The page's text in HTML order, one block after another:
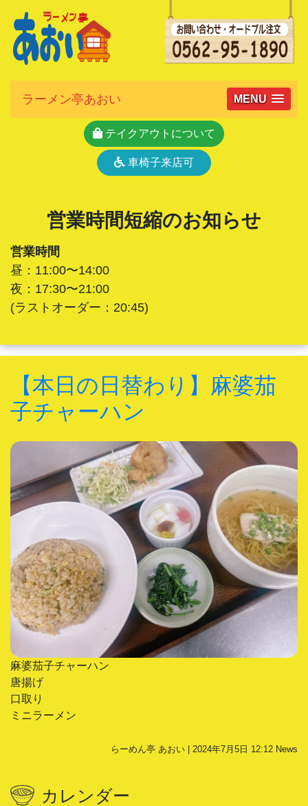
ラーメン亭あおい MENU
テイクアウトについて
車椅子来店可
営業時間短縮のお知らせ
営業時間
昼：11:00〜14:00
夜：17:30〜21:00
(ラストオーダー：20:45)
【本日の日替わり】麻婆茄
子チャーハン
麻婆茄子チャーハン
唐揚げ
口取り
ミニラーメン
らーめん亭 あおい | 2024年7月5日 12:12 News
カレンダー